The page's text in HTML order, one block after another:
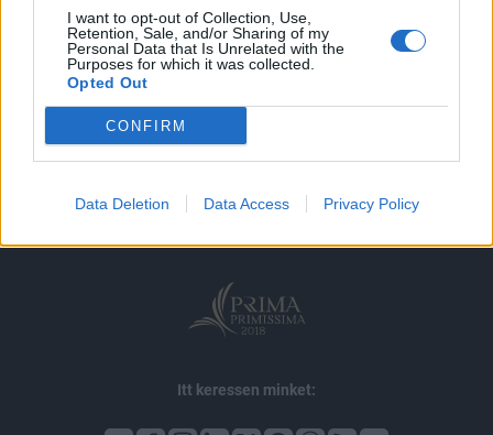
I want to opt-out of Collection, Use,
Retention, Sale, and/or Sharing of my
Personal Data that Is Unrelated with the
Purposes for which it was collected.
Opted Out
CONFIRM
Data Deletion Data Access Privacy Policy
impresszum
jogi nyilatkozat
süti beállítások
adatvédelem
szerzői jogok médiaajánlat
karrier
Itt keressen minket: